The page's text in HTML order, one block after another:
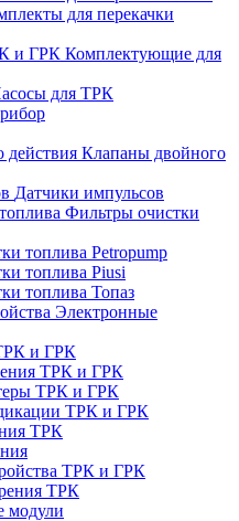
для перекачки
Комплектующие для
для ТРК
Клапаны двойного
Датчики импульсов
Фильтры очистки
топлива Petropump
топлива Piusi
топлива Топаз
Электронные
и ГРК
ТРК и ГРК
ТРК и ГРК
ТРК и ГРК
ТРК
ТРК и ГРК
ТРК
модули